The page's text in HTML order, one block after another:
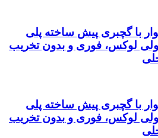
با گچبری پیش ساخته پلی
لوکس، فوری و بدون تخریب
با گچبری پیش ساخته پلی
لوکس، فوری و بدون تخریب